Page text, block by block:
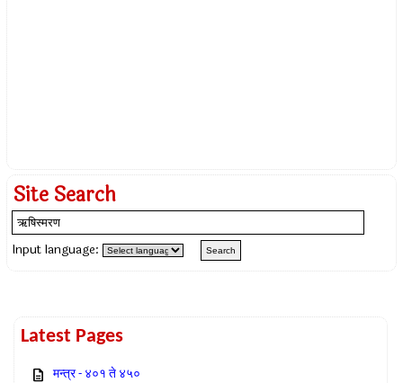
Site Search
Input language:
Latest Pages
मन्त्र - ४०१ ते ४५०